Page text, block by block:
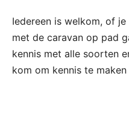
Iedereen is welkom, of
met de caravan op pad
kennis met alle soorten
kom om kennis te